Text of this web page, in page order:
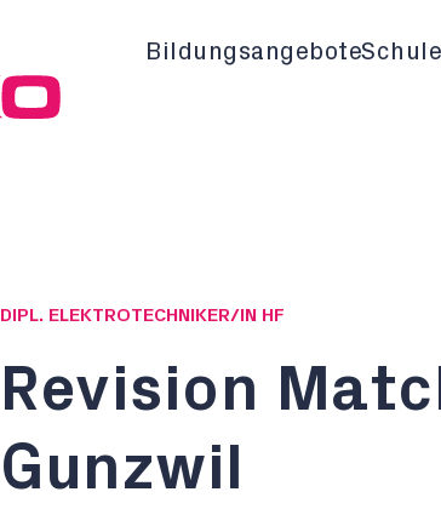
BildungsangeboteSchule
DIPL. ELEKTROTECHNIKER/IN HF
Revision
Gunzwil